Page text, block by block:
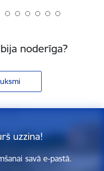
noderīga?
uzzina!
savā e-pastā.